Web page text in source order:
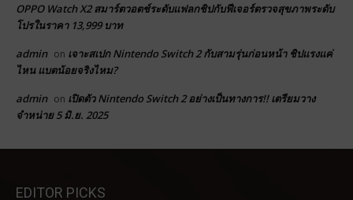
OPPO Watch X2 สมาร์ตวอตช์ระดับแฟลกชิปกับฟีเจอร์ตรวจสุขภาพระดับ
โปรในราคา 13,999 บาท
admin on เจาะสเปก Nintendo Switch 2 กับสามรุ่นก่อนหน้า ชิปแรงแค่
ไหน แบตน้อยจริงไหม?
admin on เปิดตัว Nintendo Switch 2 อย่างเป็นทางการ!! เตรียมวาง
จำหน่าย 5 มิ.ย. 2025
EDITOR PICKS